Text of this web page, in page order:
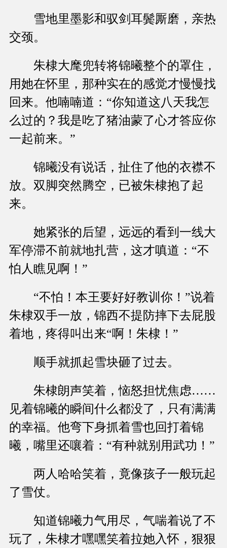
雪地里墨影和驭剑耳鬓厮磨，亲热
交颈。
朱棣大麾兜转将锦曦整个的罩住，
用她在怀里，那种实在的感觉才慢慢找
回来。他喃喃道：“你知道这八天我怎
么过的？我是吃了猪油蒙了心才答应你
一起前来。”
锦曦没有说话，扯住了他的衣襟不
放。双脚突然腾空，已被朱棣抱了起
来。
她紧张的后望，远远的看到一线大
军停滞不前就地扎营，这才嗔道：“不
怕人瞧见啊！”
“不怕！本王要好好教训你！”说着
朱棣双手一放，锦西不提防摔下去屁股
着地，疼得叫出来“啊！朱棣！”
顺手就抓起雪块砸了过去。
朱棣朗声笑着，恼怒担忧焦虑……
见着锦曦的瞬间什么都没了，只有满满
的幸福。他弯下身抓着雪也回打着锦
曦，嘴里还嚷着：“有种就别用武功！”
两人哈哈笑着，竟像孩子一般玩起
了雪仗。
知道锦曦力气用尽，气喘着说了不
玩了，朱棣才嘿嘿笑着拉她入怀，狠狠